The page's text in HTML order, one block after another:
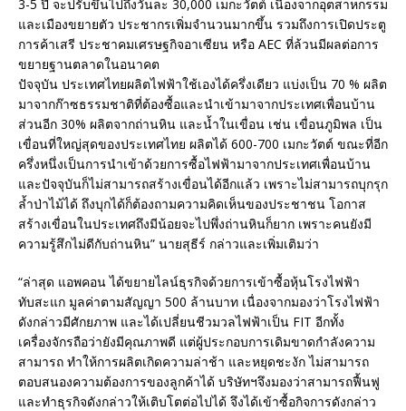
3-5 ปี จะปรับขึ้นไปถึงวันละ 30,000 เมกะวัตต์ เนื่องจากอุตสาหกรรม
และเมืองขยายตัว ประชากรเพิ่มจำนวนมากขึ้น รวมถึงการเปิดประตู
การค้าเสรี ประชาคมเศรษฐกิจอาเซียน หรือ AEC ที่ล้วนมีผลต่อการ
ขยายฐานตลาดในอนาคต
ปัจจุบัน ประเทศไทยผลิตไฟฟ้าใช้เองได้ครึ่งเดียว แบ่งเป็น 70 % ผลิต
มาจากก๊าซธรรมชาติที่ต้องซื้อและนำเข้ามาจากประเทศเพื่อนบ้าน
ส่วนอีก 30% ผลิตจากถ่านหิน และน้ำในเขื่อน เช่น เขื่อนภูมิพล เป็น
เขื่อนที่ใหญ่สุดของประเทศไทย ผลิตได้ 600-700 เมกะวัตต์ ขณะที่อีก
ครึ่งหนึ่งเป็นการนำเข้าด้วยการซื้อไฟฟ้ามาจากประเทศเพื่อนบ้าน
และปัจจุบันก็ไม่สามารถสร้างเขื่อนได้อีกแล้ว เพราะไม่สามารถบุกรุก
ล้ำป่าไม้ได้ ถึงบุกได้ก็ต้องถามความคิดเห็นของประชาชน โอกาส
สร้างเขื่อนในประเทศถึงมีน้อยจะไปพึ่งถ่านหินก็ยาก เพราะคนยังมี
ความรู้สึกไม่ดีกับถ่านหิน” นายสุธีร์ กล่าวและเพิ่มเติมว่า
“ล่าสุด แอพคอน ได้ขยายไลน์ธุรกิจด้วยการเข้าซื้อหุ้นโรงไฟฟ้า
ทับสะแก มูลค่าตามสัญญา 500 ล้านบาท เนื่องจากมองว่าโรงไฟฟ้า
ดังกล่าวมีศักยภาพ และได้เปลี่ยนชีวมวลไฟฟ้าเป็น FIT อีกทั้ง
เครื่องจักรถือว่ายังมีคุณภาพดี แต่ผู้ประกอบการเดิมขาดกำลังความ
สามารถ ทำให้การผลิตเกิดความล่าช้า และหยุดชะงัก ไม่สามารถ
ตอบสนองความต้องการของลูกค้าได้ บริษัทฯจึงมองว่าสามารถฟื้นฟู
และทำธุรกิจดังกล่าวให้เติบโตต่อไปได้ จึงได้เข้าซื้อกิจการดังกล่าว